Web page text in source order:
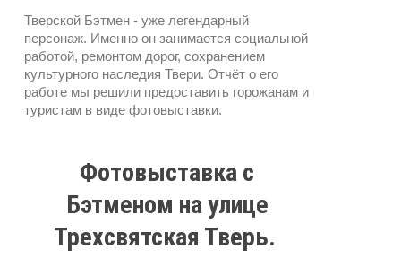
Тверской Бэтмен - уже легендарный
персонаж. Именно он занимается социальной
работой, ремонтом дорог, сохранением
культурного наследия Твери. Отчёт о его
работе мы решили предоставить горожанам и
туристам в виде фотовыставки.
Фотовыставка с
Бэтменом на улице
Трехсвятская Тверь.